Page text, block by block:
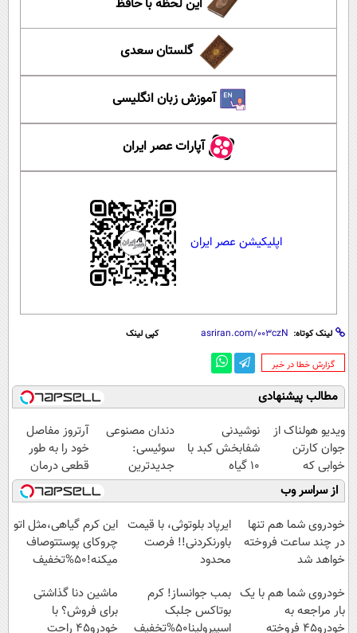
این لحظه با حافظ
گلستان سعدی
آموزش زبان انگلیسی
آپارات عصر ایران
اپلیکیشن عصر ایران
لینک کوتاه: کپی لینک
‌گزارش خطا در خبر
مطالب پیشنهادی
ویدیو هولناک از
جوان کارتن
خوابی که
میلیاردر شد.
آموزش رایگان
نوشیدنی
شفابخش کبد با
10 گیاه
موثر(تخفیف تا
امشب)
دندان مصنوعی
سوئیسی:
جدیدترین
فناوری اروپا،
سبک و مقاوم |
پرداخت قسطی
آرتروز مفاصل
خود را به طور
قطعی درمان
کنید!
◗پرسش‌نامه◖
از سراسر وب
خودروی شما هم تنها
در چند ساعت فروخته
خواهد شد
ایرپاد بلوتوثی، با قیمت
باورنکردنی!! فرصت
محدود
این کرم گیاهی،مثل اتو
چروکای پوستتوصاف
میکنه!50%تخفیف
خودروی شما هم با یک
بار مراجعه به
خودرو45 فروخته
بمب جوانساز! کرم
بوتاکس جلبک
اسپیرولینا50%تخفیف
ماشین دنا گذاشتی
برای فروش؟ با
خودرو45 راحت